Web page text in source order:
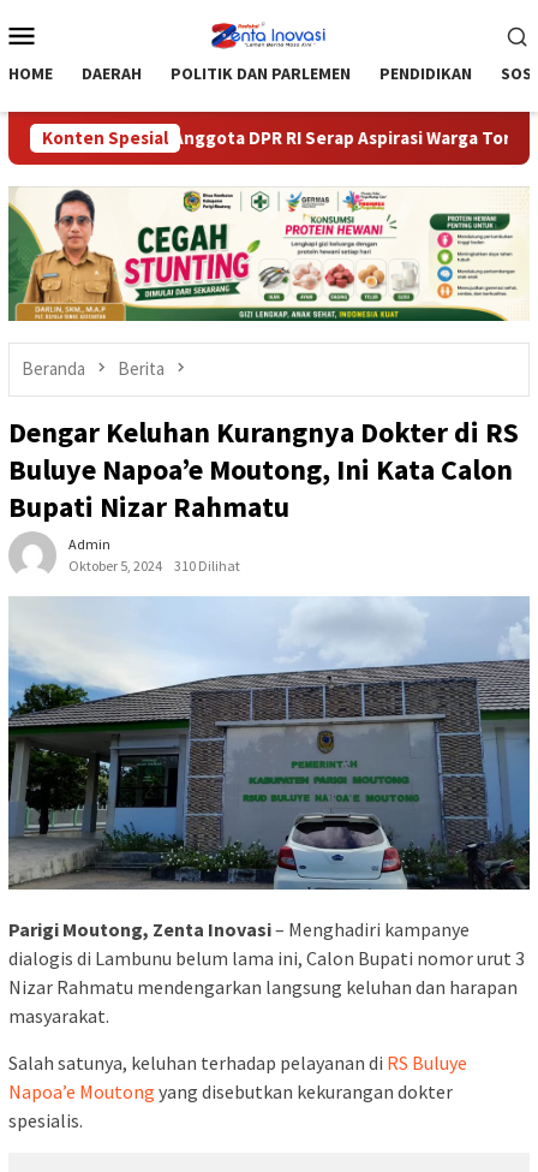
ke
Mobile
HOME DAERAH POLITIK DAN PARLEMEN PENDIDIKAN
Konten Spesial
dan Anggota DPR RI Serap Aspirasi Warga Torue
Beranda Berita
Dengar Keluhan Kurangnya Dokter di RS
Buluye Napoa’e Moutong, Ini Kata Calon
Bupati Nizar Rahmatu
Admin
Oktober 5, 2024
310 Dilihat
Parigi Moutong, Zenta Inovasi– Menghadiri kampanye
dialogis di Lambunu belum lama ini, Calon Bupati nomor urut 3
Nizar Rahmatu mendengarkan langsung keluhan dan harapan
masyarakat.
Salah satunya, keluhan terhadap pelayanan di RS Buluye
Napoa’e Moutong yang disebutkan kekurangan dokter
spesialis.